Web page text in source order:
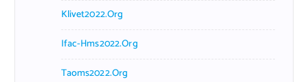
Klivet2022.org
Ifac-Hms2022.org
Taoms2022.org